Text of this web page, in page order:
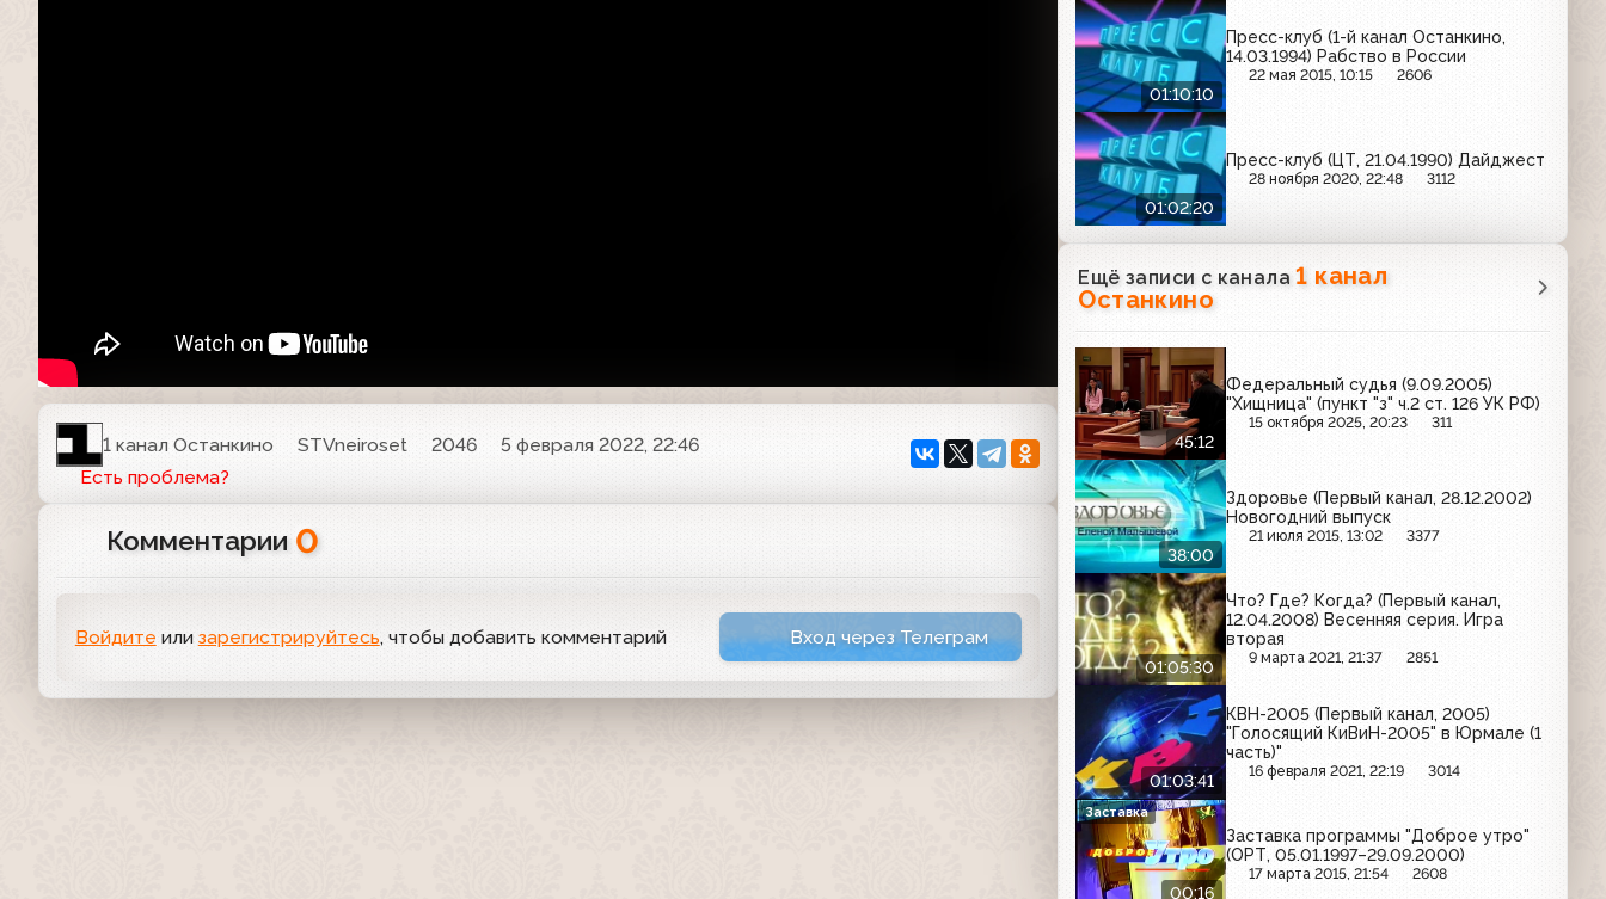
1 канал Останкино STVneiroset 2046
5 февраля 2022, 22:46
Есть проблема?
Комментарии 0
Войдите или зарегистрируйтесь, чтобы добавить комментарий Вход через Телеграм
01:10:10
Пресс-клуб (1-й канал Останкино,
14.03.1994) Рабство в России
22 мая 2015, 10:15 2606
01:02:20
Пресс-клуб (ЦТ, 21.04.1990) Дайджест
28 ноября 2020, 22:48 3112
Ещё записи с канала1 канал
Останкино
45:12
Федеральный судья (9.09.2005)
"Хищница" (пункт "з" ч.2 ст. 126 УК РФ)
15 октября 2025, 20:23 311
38:00
Здоровье (Первый канал, 28.12.2002)
Новогодний выпуск
21 июля 2015, 13:02 3377
01:05:30
Что? Где? Когда? (Первый канал,
12.04.2008) Весенняя серия. Игра
вторая
9 марта 2021, 21:37 2851
01:03:41
КВН-2005 (Первый канал, 2005)
"Голосящий КиВиН-2005" в Юрмале (1
часть)"
16 февраля 2021, 22:19 3014
00:16
Заставка программы "Доброе утро"
(ОРТ, 05.01.1997–29.09.2000)
17 марта 2015, 21:54 2608
Заставка